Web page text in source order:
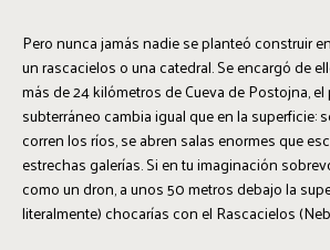
Pero nunca jamás nadie se planteó construir
un rascacielos o una catedral. Se encargó de
más de 24 kilómetros de Cueva de Postojna,
subterráneo cambia igual que en la superficie:
corren los ríos, se abren salas enormes que
estrechas galerías. Si en tu imaginación
como un dron, a unos 50 metros debajo la
literalmente) chocarías con el Rascacielos